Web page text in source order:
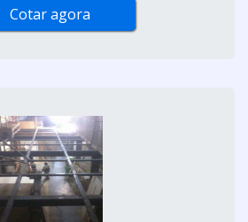
Cotar agora